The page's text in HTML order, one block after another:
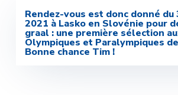
Rendez-vous est donc donné du
2021 à Lasko en Slovénie pour
graal : une première sélection
Olympiques et Paralympiques
Bonne chance Tim !